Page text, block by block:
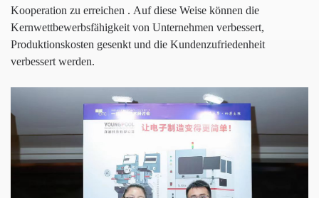
Kooperation zu erreichen . Auf diese Weise können die
Kernwettbewerbsfähigkeit von Unternehmen verbessert,
Produktionskosten gesenkt und die Kundenzufriedenheit
verbessert werden.